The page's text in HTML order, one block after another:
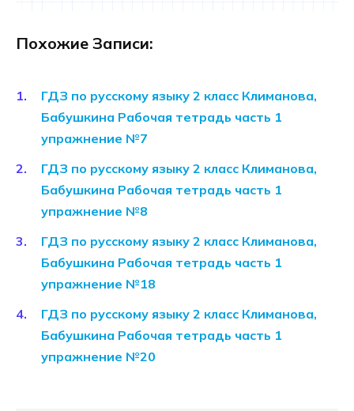
Похожие Записи:
ГДЗ по русскому языку 2 класс Климанова,
Бабушкина Рабочая тетрадь часть 1
упражнение №7
ГДЗ по русскому языку 2 класс Климанова,
Бабушкина Рабочая тетрадь часть 1
упражнение №8
ГДЗ по русскому языку 2 класс Климанова,
Бабушкина Рабочая тетрадь часть 1
упражнение №18
ГДЗ по русскому языку 2 класс Климанова,
Бабушкина Рабочая тетрадь часть 1
упражнение №20